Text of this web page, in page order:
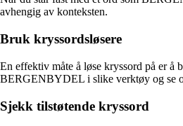
avhengig av konteksten.
Bruk kryssordsløsere
En effektiv måte å løse kryssord på er å
BERGENBYDEL i slike verktøy og se
Sjekk tilstøtende kryssord